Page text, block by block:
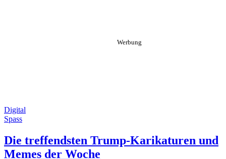
Digital
Spass
Die treffendsten Trump-Karikaturen und
Memes der Woche